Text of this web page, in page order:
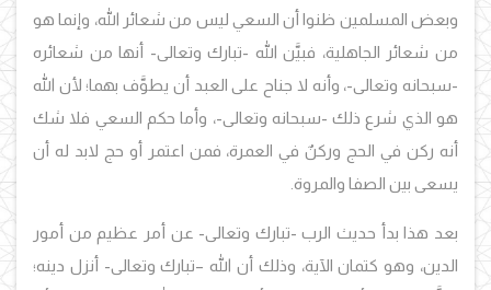
وبعض المسلمين ظنوا أن السعي ليس من شعائر الله، وإنما هو
من شعائر الجاهلية، فبيَّن الله -تبارك وتعالى- أنها من شعائره
-سبحانه وتعالى-، وأنه لا جناح على العبد أن يطوَّف بهما؛ لأن الله
هو الذي شرع ذلك -سبحانه وتعالى-، وأما حكم السعي فلا شك
أنه ركن في الحج وركنٌ في العمرة، فمن اعتمر أو حج لابد له أن
يسعى بين الصفا والمروة.
بعد هذا بدأ حديث الرب -تبارك وتعالى- عن أمر عظيم من أمور
الدين، وهو كتمان الآية، وذلك أن الله –تبارك وتعالى- أنزل دينه؛